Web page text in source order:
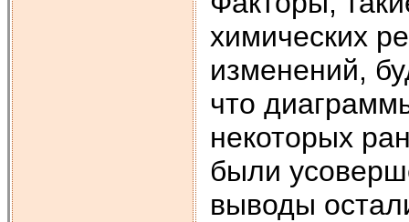
химических
изменений,
что
некоторых
были
выводы